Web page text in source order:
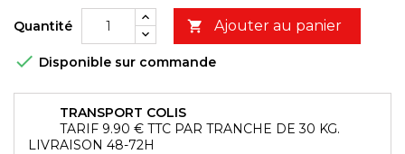
Quantité  Ajouter au panier
 Disponible sur commande
TRANSPORT COLIS
TARIF 9.90 € TTC PAR TRANCHE DE 30 KG.
LIVRAISON 48-72H